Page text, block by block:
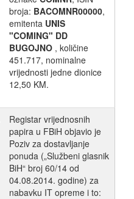
broja: BACOMNR00000,
emitenta UNIS
"COMING" DD
BUGOJNO , količine
451.717, nominalne
vrijednosti jedne dionice
12,50 KM.
Registar vrijednosnih
papira u FBiH objavio je
Poziv za dostavljanje
ponuda („Službeni glasnik
BiH“ broj 60/14 od
04.08.2014. godine) za
nabavku IT opreme i to: